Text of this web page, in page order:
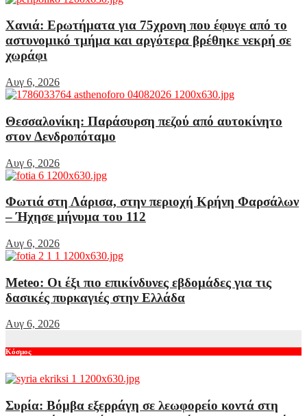
Χανιά: Ερωτήματα για 75χρονη που έφυγε από το
αστυνομικό τμήμα και αργότερα βρέθηκε νεκρή σε
χωράφι
Αυγ 6, 2026
Θεσσαλονίκη: Παράσυρση πεζού από αυτοκίνητο
στον Δενδροπόταμο
Αυγ 6, 2026
Φωτιά στη Λάρισα, στην περιοχή Κρήνη Φαρσάλων
– Ήχησε μήνυμα του 112
Αυγ 6, 2026
Meteo: Οι έξι πιο επικίνδυνες εβδομάδες για τις
δασικές πυρκαγιές στην Ελλάδα
Αυγ 6, 2026
Κόσμος
Συρία: Βόμβα εξερράγη σε λεωφορείο κοντά στη